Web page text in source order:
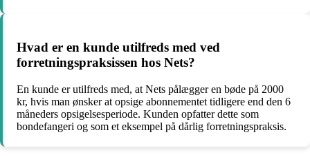
Hvad er en kunde utilfreds med ved
forretningspraksissen hos Nets?
En kunde er utilfreds med, at Nets pålægger en bøde på 2000
kr, hvis man ønsker at opsige abonnementet tidligere end den 6
måneders opsigelsesperiode. Kunden opfatter dette som
bondefangeri og som et eksempel på dårlig forretningspraksis.